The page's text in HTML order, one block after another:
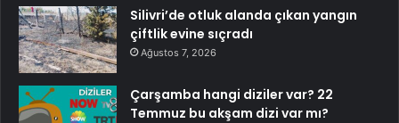
Silivri’de otluk alanda çıkan yangın
çiftlik evine sıçradı
Ağustos 7, 2026
Çarşamba hangi diziler var? 22
Temmuz bu akşam dizi var mı?